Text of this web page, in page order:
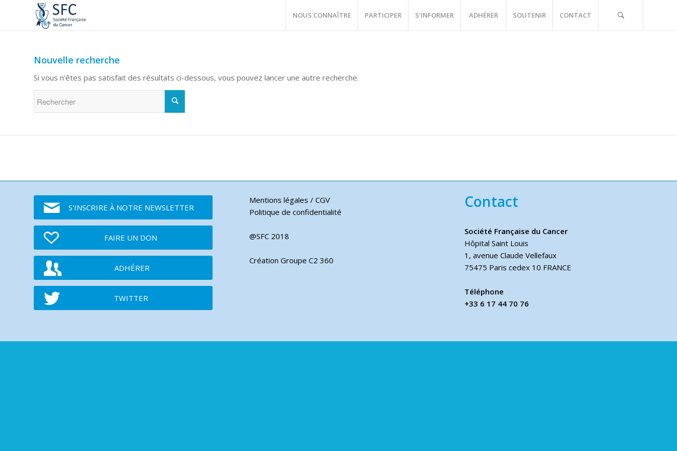
NOUS CONNAÎTRE PARTICIPER S’INFORMER ADHÉRER SOUTENIR CONTACT
Nouvelle recherche
Si vous n'êtes pas satisfait des résultats ci-dessous, vous pouvez lancer une autre recherche.
S'INSCRIRE À NOTRE NEWSLETTER
FAIRE UN DON
ADHÉRER
TWITTER
Mentions légales / CGV
Politique de confidentialité
@SFC 2018
Création Groupe C2 360
Contact
Société Française du Cancer
Hôpital Saint Louis
1, avenue Claude Vellefaux
75475 Paris cedex 10 FRANCE
Téléphone
+33 6 17 44 70 76